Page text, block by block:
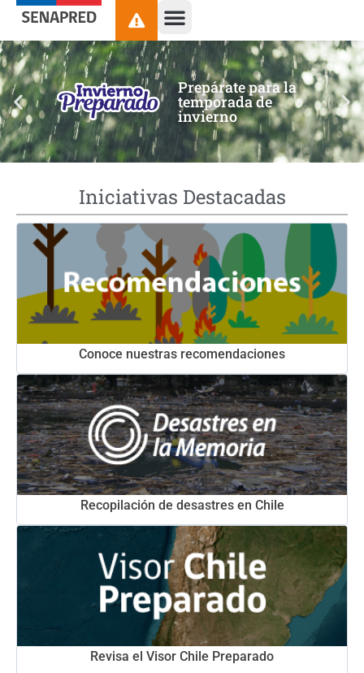
contenido
Prepárate para la
temporada de
invierno
Iniciativas Destacadas
Conoce nuestras recomendaciones
Recopilación de desastres en Chile
Revisa el Visor Chile Preparado